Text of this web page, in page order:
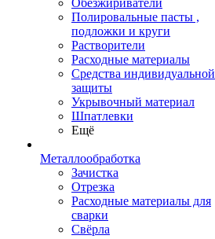
Обезжириватели
Полировальные пасты ,
подложки и круги
Растворители
Расходные материалы
Средства индивидуальной
защиты
Укрывочный материал
Шпатлевки
Ещё
Металлообработка
Зачистка
Отрезка
Расходные материалы для
сварки
Свёрла